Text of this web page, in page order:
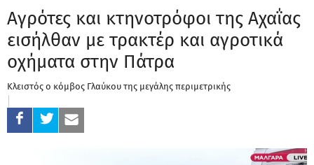
Αγρότες και κτηνοτρόφοι της Αχαΐας
εισήλθαν με τρακτέρ και αγροτικά
οχήματα στην Πάτρα
Κλειστός ο κόμβος Γλαύκου της μεγάλης περιμετρικής